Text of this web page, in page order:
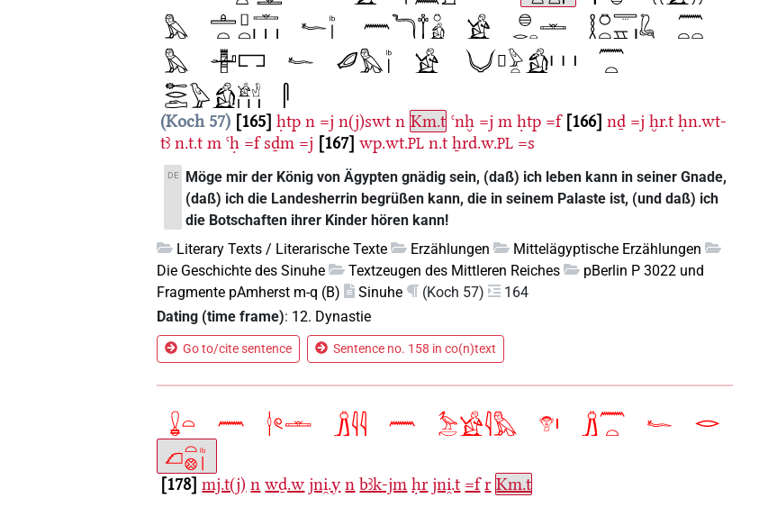
Koch 57 165 ḥtp n =j n(j)swt n Km.t ꜥnḫ =j m ḥtp =f 166 nḏ =j ḫr.t ḥn.wt-
tꜣ n.t.t m ꜥḥ =f sḏm =j 167 wp.wt.PL n.t ẖrd.w.PL =s
DE
Möge mir der König von Ägypten gnädig sein, (daß) ich leben kann in seiner Gnade,
(daß) ich die Landesherrin begrüßen kann, die in seinem Palaste ist, (und daß) ich
die Botschaften ihrer Kinder hören kann!
Literary Texts / Literarische Texte
Erzählungen
Mittelägyptische Erzählungen
Die Geschichte des Sinuhe
Textzeugen des Mittleren Reiches
pBerlin P 3022 und
Fragmente pAmherst m-q (B)
Sinuhe (Koch 57)
164
Dating (time frame): 12. Dynastie
Go to/cite sentence Sentence no. 158 in co(n)text
178 mj.t(j) n wḏ.w jni̯.y n bꜣk-jm ḥr jni̯.t =f r Km.t